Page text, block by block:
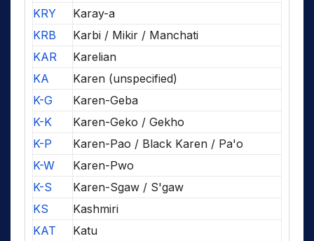
KRY
Karay-a
KRB
Karbi / Mikir / Manchati
KAR
Karelian
KA
Karen (unspecified)
K-G
Karen-Geba
K-K
Karen-Geko / Gekho
K-P
Karen-Pao / Black Karen / Pa'o
K-W
Karen-Pwo
K-S
Karen-Sgaw / S'gaw
KS
Kashmiri
KAT
Katu